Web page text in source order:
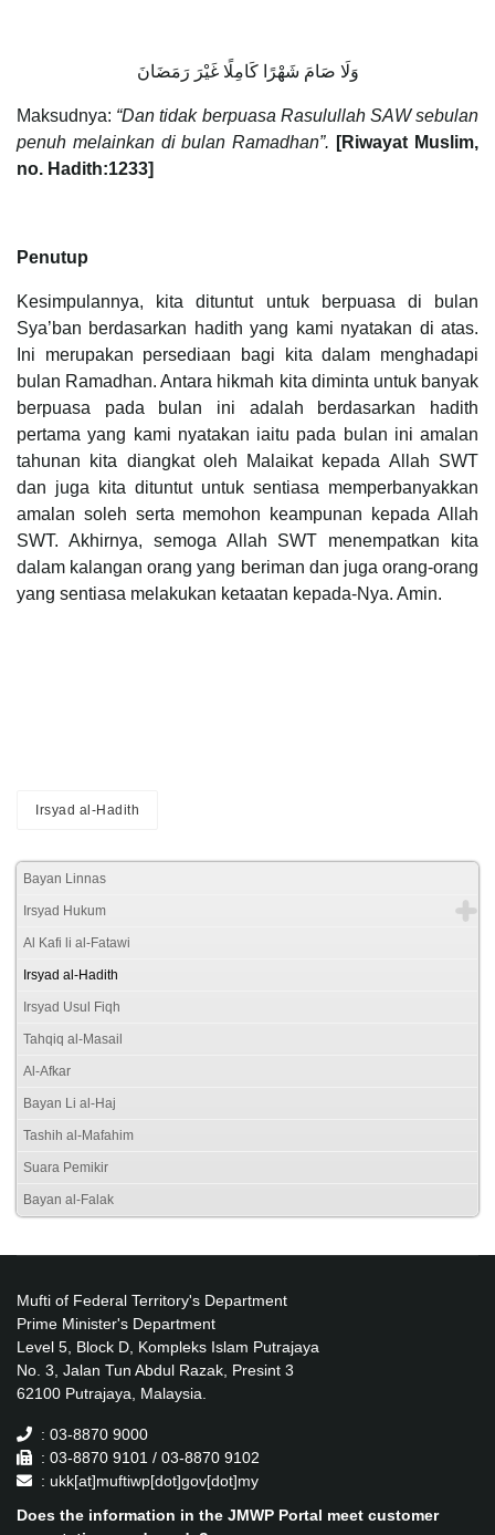
وَلَا صَامَ شَهْرًا كَامِلًا غَيْرَ رَمَضَانَ
Maksudnya: “Dan tidak berpuasa Rasulullah SAW sebulan
penuh melainkan di bulan Ramadhan”. [Riwayat Muslim,
no. Hadith:1233]
Penutup
Kesimpulannya, kita dituntut untuk berpuasa di bulan
Sya’ban berdasarkan hadith yang kami nyatakan di atas.
Ini merupakan persediaan bagi kita dalam menghadapi
bulan Ramadhan. Antara hikmah kita diminta untuk banyak
berpuasa pada bulan ini adalah berdasarkan hadith
pertama yang kami nyatakan iaitu pada bulan ini amalan
tahunan kita diangkat oleh Malaikat kepada Allah SWT
dan juga kita dituntut untuk sentiasa memperbanyakkan
amalan soleh serta memohon keampunan kepada Allah
SWT. Akhirnya, semoga Allah SWT menempatkan kita
dalam kalangan orang yang beriman dan juga orang-orang
yang sentiasa melakukan ketaatan kepada-Nya. Amin.
Irsyad al-Hadith
Bayan Linnas
Irsyad Hukum
Al Kafi li al-Fatawi
Irsyad al-Hadith
Irsyad Usul Fiqh
Tahqiq al-Masail
Al-Afkar
Bayan Li al-Haj
Tashih al-Mafahim
Suara Pemikir
Bayan al-Falak
Mufti of Federal Territory's Department
Prime Minister's Department
Level 5, Block D, Kompleks Islam Putrajaya
No. 3, Jalan Tun Abdul Razak, Presint 3
62100 Putrajaya, Malaysia.
: 03-8870 9000
: 03-8870 9101 / 03-8870 9102
: ukk[at]muftiwp[dot]gov[dot]my
Does the information in the JMWP Portal meet customer